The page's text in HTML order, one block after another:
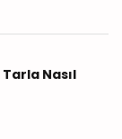
Nasıl